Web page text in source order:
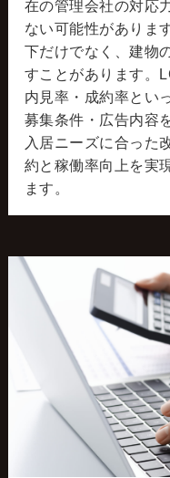
在の管理会社の対応
ない可能性がありま
下だけでなく、建物
すことがあります。
内見率・成約率とい
募集条件・広告内容
入居ニーズに合った
約と稼働率向上を実
ます。